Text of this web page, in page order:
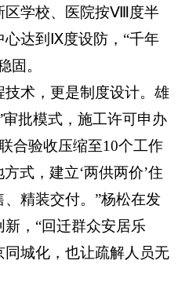
区学校、医院按Ⅷ度半
心达到Ⅸ度设防，“千年
固。
技术，更是制度设计。雄
批模式，施工许可申办
合验收压缩至10个工作
式，建立‘两供两价’住
精装交付。”杨松在发
，“回迁群众安居乐
城化，也让疏解人员无